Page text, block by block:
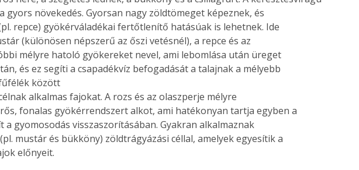
az
Együtt jobban megéri!
Bővebb információ itt!
gyors növekedés. Gyorsan nagy zöldtömeget képeznek, és
repce) gyökérváladékai fertőtlenítő hatásúak is lehetnek. Ide
(különösen népszerű az őszi vetésnél), a repce és az
mélyre hatoló gyökereket nevel, ami lebomlása után üreget
és ez segíti a csapadékvíz befogadását a talajnak a mélyebb
között
alkalmas fajokat. A rozs és az olaszperje mélyre
fonalas gyökérrendszert alkot, ami hatékonyan tartja egyben a
a gyomosodás visszaszorításában. Gyakran alkalmaznak
mustár és bükköny) zöldtrágyázási céllal, amelyek egyesítik a
előnyeit.